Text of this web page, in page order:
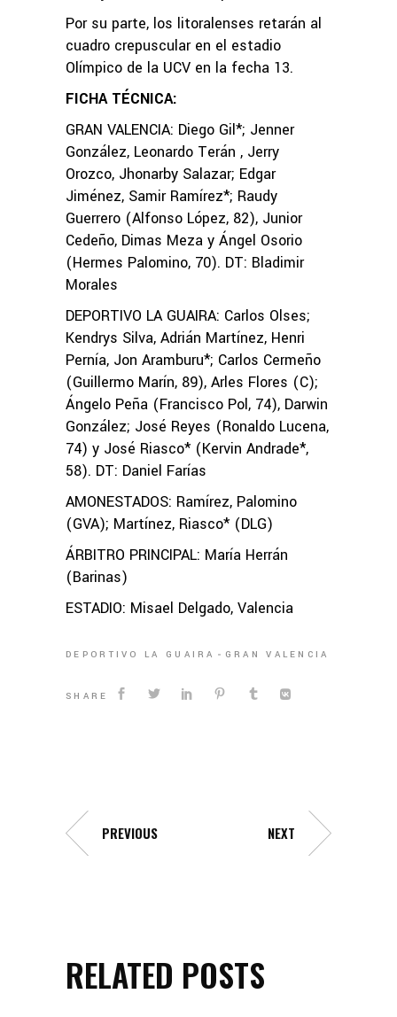
Por su parte, los litoralenses retarán al
cuadro crepuscular en el estadio
Olímpico de la UCV en la fecha 13.
FICHA TÉCNICA:
GRAN VALENCIA: Diego Gil*; Jenner
González, Leonardo Terán , Jerry
Orozco, Jhonarby Salazar; Edgar
Jiménez, Samir Ramírez*; Raudy
Guerrero (Alfonso López, 82), Junior
Cedeño, Dimas Meza y Ángel Osorio
(Hermes Palomino, 70). DT: Bladimir
Morales
DEPORTIVO LA GUAIRA: Carlos Olses;
Kendrys Silva, Adrián Martínez, Henri
Pernía, Jon Aramburu*; Carlos Cermeño
(Guillermo Marín, 89), Arles Flores (C);
Ángelo Peña (Francisco Pol, 74), Darwin
González; José Reyes (Ronaldo Lucena,
74) y José Riasco* (Kervin Andrade*,
58). DT: Daniel Farías
AMONESTADOS: Ramírez, Palomino
(GVA); Martínez, Riasco* (DLG)
ÁRBITRO PRINCIPAL: María Herrán
(Barinas)
ESTADIO: Misael Delgado, Valencia
DEPORTIVO LA GUAIRA GRAN VALENCIA
SHARE
PREVIOUS NEXT
RELATED POSTS